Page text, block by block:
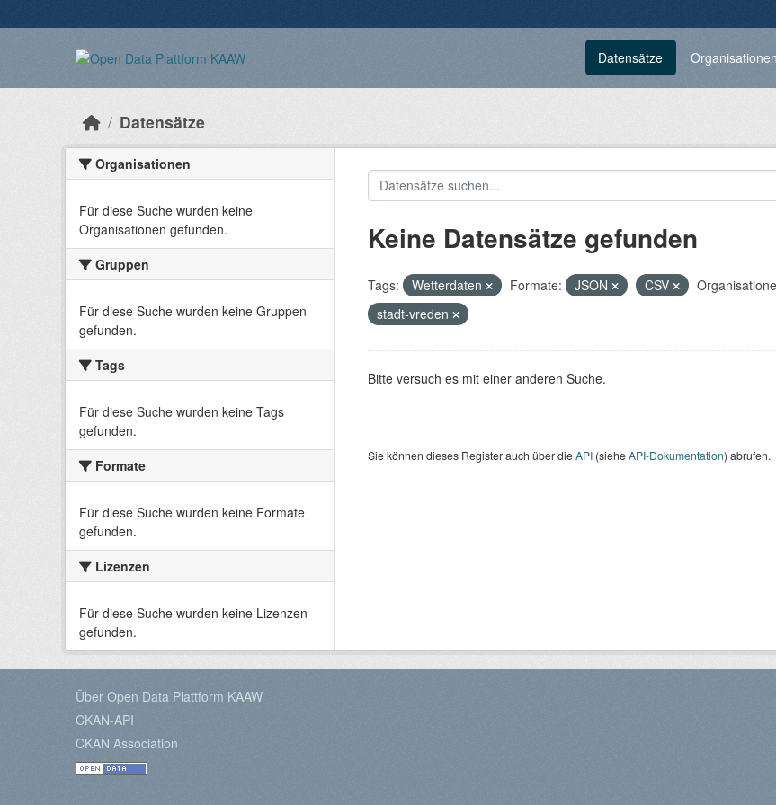
Datensätze Organisationen
Datensätze
Organisationen
Für diese Suche wurden keine
Organisationen gefunden.
Gruppen
Für diese Suche wurden keine Gruppen
gefunden.
Tags
Für diese Suche wurden keine Tags
gefunden.
Formate
Für diese Suche wurden keine Formate
gefunden.
Lizenzen
Für diese Suche wurden keine Lizenzen
gefunden.
Keine Datensätze gefunden
Tags: Wetterdaten Formate: JSON CSV
stadt-vreden
Bitte versuch es mit einer anderen Suche.
Sie können dieses Register auch über dieAPI(sieheAPI-Dokumentation) abrufen.
Über Open Data Plattform KAAW
CKAN-API
CKAN Association